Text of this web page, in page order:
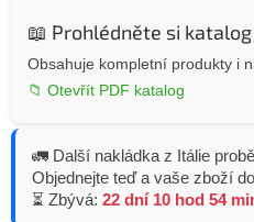
📖 Prohlédněte si
Obsahuje kompletní produkty i
📁 Otevřít PDF katalog
🚛 Další nakládka z Itálie
Objednejte teď a vaše zboží
⏳ Zbývá: 22 dní 10 hod 54